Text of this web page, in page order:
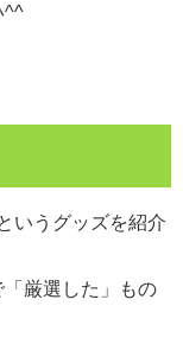
^^
いうグッズを紹介
厳選した」もの